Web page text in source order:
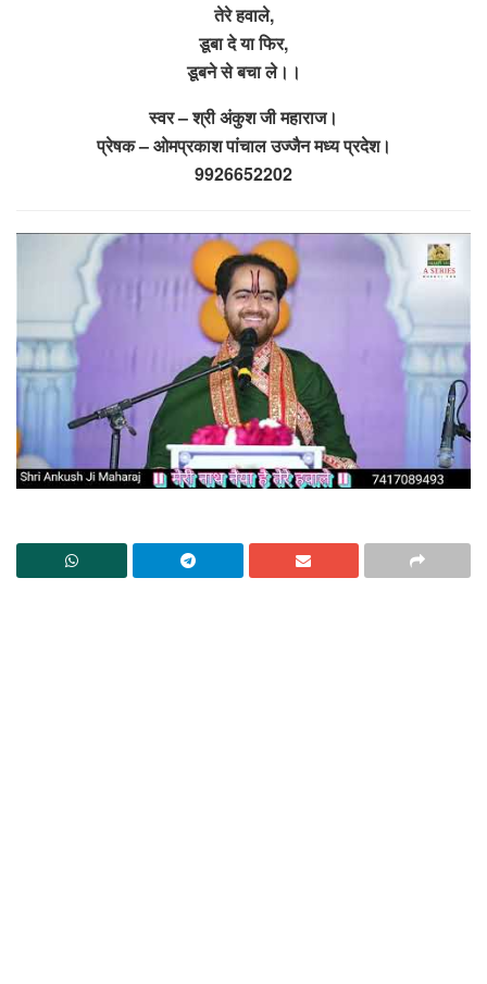
तेरे हवाले,
डूबा दे या फिर,
डूबने से बचा ले।।
स्वर – श्री अंकुश जी महाराज।
प्रेषक – ओमप्रकाश पांचाल उज्जैन मध्य प्रदेश।
9926652202